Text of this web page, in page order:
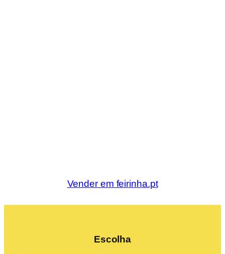
Vender em feirinha.pt
Escolha